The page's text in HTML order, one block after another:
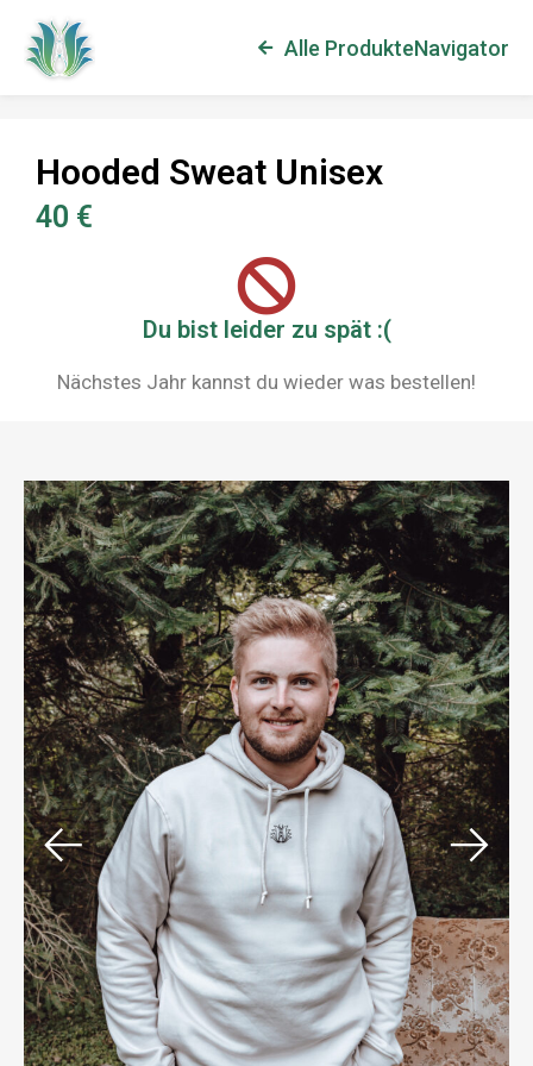
Alle ProdukteNavigator
Hooded Sweat Unisex
40 €
Du bist leider zu spät :(
Nächstes Jahr kannst du wieder was bestellen!